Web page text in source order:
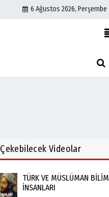
6 Ağustos 2026, Perşembe
İletişim
Çekebilecek Videolar
TÜRK VE MÜSLÜMAN BİLİM
İNSANLARI